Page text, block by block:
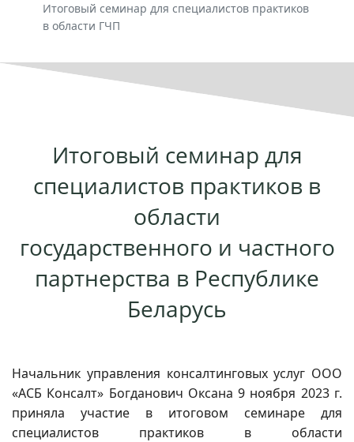
Итоговый семинар для специалистов практиков
в области ГЧП
Итоговый семинар для
специалистов практиков в
области
государственного и частного
партнерства в Республике
Беларусь
Начальник управления консалтинговых услуг ООО
«АСБ Консалт» Богданович Оксана 9 ноября 2023 г.
приняла участие в итоговом семинаре для
специалистов практиков в области